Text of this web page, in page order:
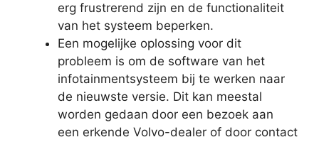
erg frustrerend zijn en de functionaliteit
van het systeem beperken.
Een mogelijke oplossing voor dit
probleem is om de software van het
infotainmentsysteem bij te werken naar
de nieuwste versie. Dit kan meestal
worden gedaan door een bezoek aan
een erkende Volvo-dealer of door contact